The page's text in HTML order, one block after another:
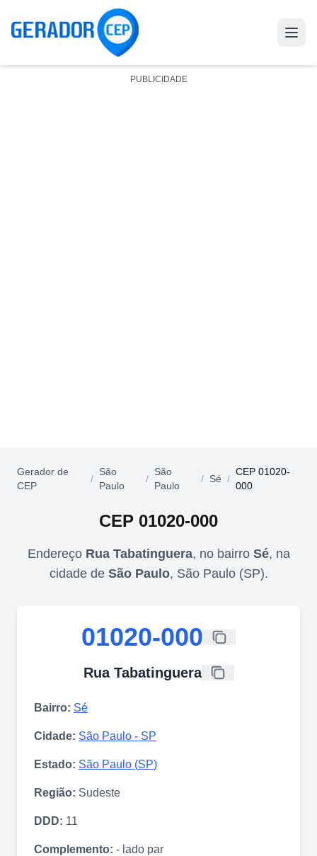
PUBLICIDADE
Gerador de
CEP
/
São
Paulo
/
São
Paulo
/ Sé /
CEP 01020-
000
CEP 01020-000
Endereço Rua Tabatinguera, no bairro Sé, na
cidade de São Paulo, São Paulo(SP).
01020-000
Rua Tabatinguera
Bairro: Sé
Cidade: São Paulo - SP
Estado: São Paulo (SP)
Região: Sudeste
DDD: 11
Complemento: - lado par